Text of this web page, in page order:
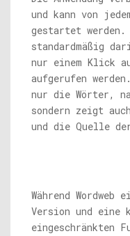
und kann von
gestartet werden.
standardmäßig
nur einem Klick
aufgerufen
nur die Wörter,
sondern zeigt
und die Quelle
Während Wordweb
Version und eine
eingeschränkten